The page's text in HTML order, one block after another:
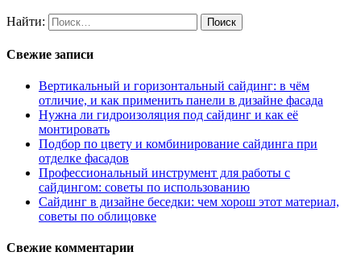
Найти:
Свежие записи
Вертикальный и горизонтальный сайдинг: в чём
отличие, и как применить панели в дизайне фасада
Нужна ли гидроизоляция под сайдинг и как её
монтировать
Подбор по цвету и комбинирование сайдинга при
отделке фасадов
Профессиональный инструмент для работы с
сайдингом: советы по использованию
Сайдинг в дизайне беседки: чем хорош этот материал,
советы по облицовке
Свежие комментарии